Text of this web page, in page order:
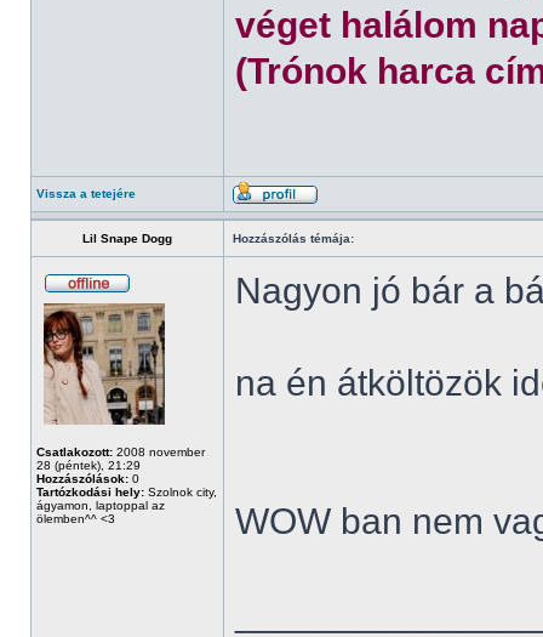
véget halálom
(Trónok harca
Vissza a tetejére
Lil Snape Dogg Hozzászólás témája:
Csatlakozott: 2008 november
28 (péntek), 21:29
Hozzászólások: 0
Tartózkodási hely: Szolnok city,
ágyamon, laptoppal az
ölemben^^ <3
Nagyon jó bár a
na én átköltözök
WOW ban nem